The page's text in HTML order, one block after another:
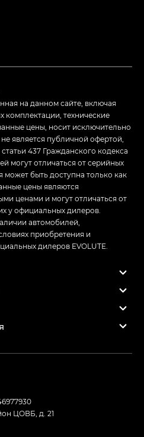
на данном сайте, включая
комплектации, технические
цены, носит исключительно
является публичной офертой,
437 Гражданского кодекса
могут отличаться от серийных
может быть доступна только как
цены являются
ценами и могут отличаться от
у официальных дилеров.
автомобилей,
приобретения и
дилеров EVOLUTE.
ЦОВБ, д. 21